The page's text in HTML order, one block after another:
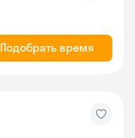
Подобрать время